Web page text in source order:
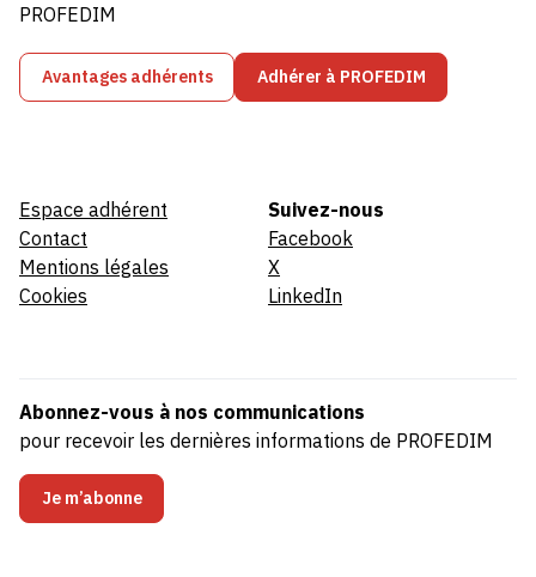
PROFEDIM
Avantages adhérents Adhérer à PROFEDIM
Espace adhérent
Contact
Mentions légales
Cookies
Suivez-nous
Facebook
X
LinkedIn
Abonnez-vous à nos communications
pour recevoir les dernières informations de PROFEDIM
Je m’abonne